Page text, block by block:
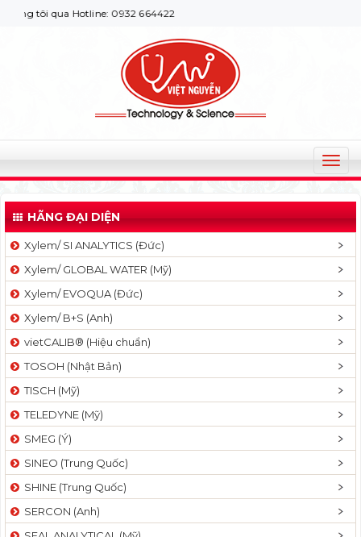
tôi qua Hotline: 0932 664422
T
o
g
l
v
a
t
n
HÃNG ĐẠI DIỆN
Xylem/ SI ANALYTICS (Đức)
Xylem/ GLOBAL WATER (Mỹ)
Xylem/ EVOQUA (Đức)
Xylem/ B+S (Anh)
vietCALIB® (Hiệu chuẩn)
TOSOH (Nhật Bản)
TISCH (Mỹ)
TELEDYNE (Mỹ)
SMEG (Ý)
SINEO (Trung Quốc)
SHINE (Trung Quốc)
SERCON (Anh)